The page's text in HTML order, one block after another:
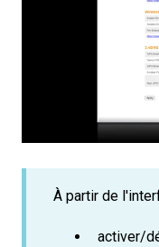
À partir de
activer/